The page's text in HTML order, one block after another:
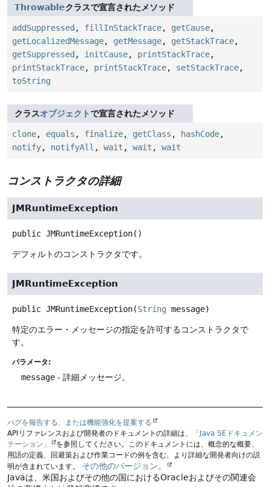
Throwableクラスで宣言されたメソッド
addSuppressed , fillInStackTrace, getCause,
getLocalizedMessage, getMessage, getStackTrace,
getSuppressed , initCause, printStackTrace,
printStackTrace, printStackTrace, setStackTrace,
toString
クラスオブジェクトで宣言されたメソッド
clone, equals , finalize, getClass , hashCode,
notify, notifyAll , wait , wait , wait
コンストラクタの詳細
JMRuntimeException
public JMRuntimeException()
デフォルトのコンストラクタです。
JMRuntimeException
public JMRuntimeException(String message)
特定のエラー・メッセージの指定を許可するコンストラクタで
す。
パラメータ:
message - 詳細メッセージ。
バグを報告する、または機能強化を提案する
APIリファレンスおよび開発者のドキュメントの詳細は、
「Java SEドキュメン
テーション」
を参照してください。このドキュメントには、概念的な概要、
用語の定義、回避策および作業コードの例を含む、より詳細な開発者向けの説
明が含まれています。
その他のバージョン。
Javaは、米国およびその他の国におけるOracleおよびその関連会